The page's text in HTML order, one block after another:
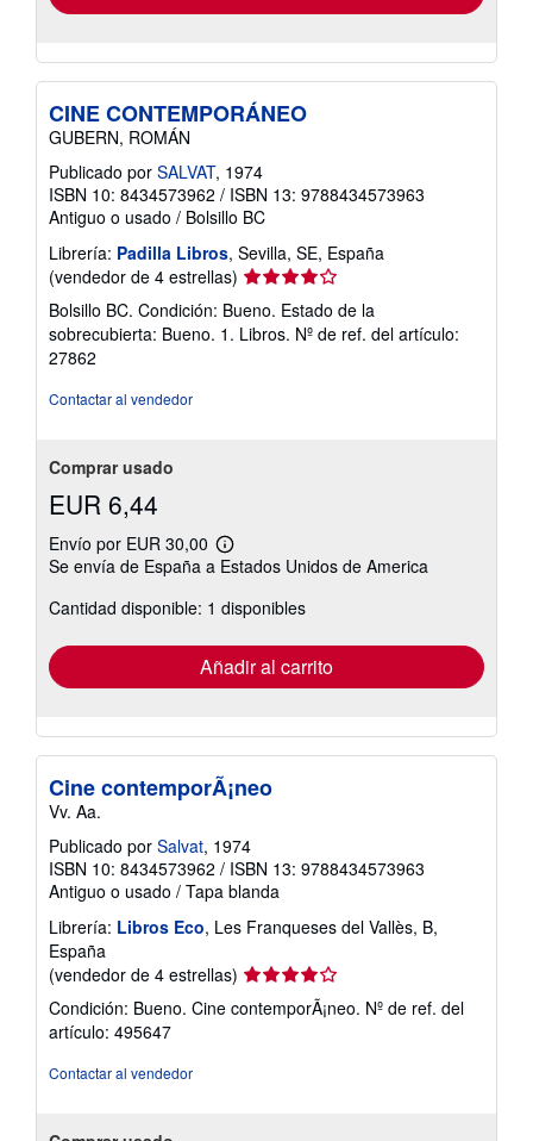
CINE CONTEMPORÁNEO
GUBERN, ROMÁN
Publicado por SALVAT, 1974
ISBN 10: 8434573962 / ISBN 13: 9788434573963
Antiguo o usado / Bolsillo BC
Librería: Padilla Libros, Sevilla, SE, España
(vendedor de 4 estrellas) Calificación
vendedor:
4
Bolsillo BC. Condición: Bueno. Estado de la
sobrecubierta: Bueno. 1. Libros. Nº de ref. del artículo:
27862
Contactar al vendedor
Comprar usado
EUR 6,44
Envío por EUR 30,00
Más
información
las
tarifas
envío
Se envía de España a Estados Unidos de America
Cantidad disponible: 1 disponibles
Añadir al carrito
Cine contemporÃ¡neo
Vv. Aa.
Publicado por Salvat, 1974
ISBN 10: 8434573962 / ISBN 13: 9788434573963
Antiguo o usado / Tapa blanda
Librería: Libros Eco, Les Franqueses del Vallès, B,
España
(vendedor de 4 estrellas) Calificación
vendedor:
Condición: Bueno. Cine contemporÃ¡neo. Nº de ref. del
artículo: 495647
Contactar al vendedor